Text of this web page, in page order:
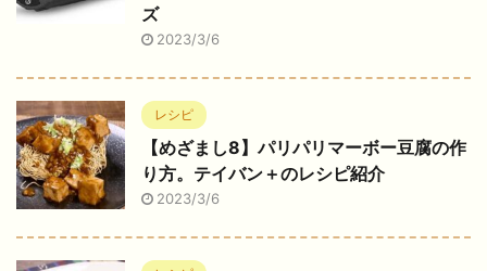
ズ
2023/3/6
レシピ
【めざまし8】パリパリマーボー豆腐の作
り方。テイバン＋のレシピ紹介
2023/3/6